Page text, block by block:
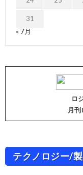
31
« 7月
ロ
月
テクノロジー/